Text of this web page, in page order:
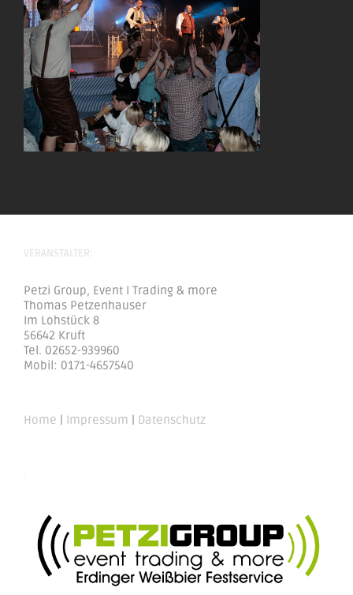
VERANSTALTER:
Petzi Group, Event I Trading & more
Thomas Petzenhauser
Im Lohstück 8
56642 Kruft
Tel. 02652-939960
Mobil: 0171-4657540
Home | Impressum | Datenschutz
.